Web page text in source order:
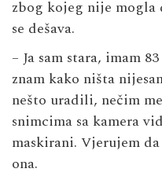
zbog kojeg nije
se dešava.
– Ja sam stara, imam
znam kako ništa
nešto uradili, nečim
snimcima sa kamera
maskirani. Vjerujem
ona.